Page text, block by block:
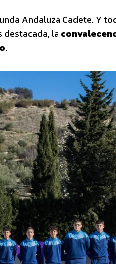
Andaluza Cadete. Y
destacada, la
.